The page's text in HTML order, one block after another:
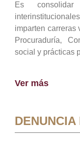
Es
imparten carreras
Procuraduría,
social y prácticas
Ver más
DENUNCIA